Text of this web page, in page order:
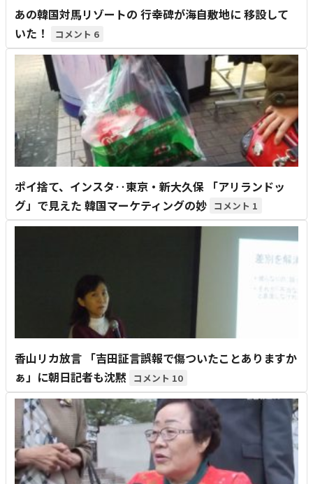
あの韓国対馬リゾートの 行幸碑が海自敷地に 移設して
いた！
6
ポイ捨て、インスタ‥東京・新大久保 「アリランドッ
グ」で見えた 韓国マーケティングの妙
1
香山リカ放言 「吉田証言誤報で傷ついたことありますか
ぁ」に朝日記者も沈黙
10